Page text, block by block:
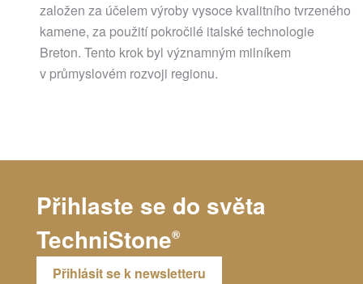
založen za účelem výroby vysoce kvalitního tvrzeného
kamene, za použití pokročilé italské technologie
Breton. Tento krok byl významným milníkem
v průmyslovém rozvoji regionu.
Přihlaste se do světa
TechniStone®
Přihlásit se k newsletteru